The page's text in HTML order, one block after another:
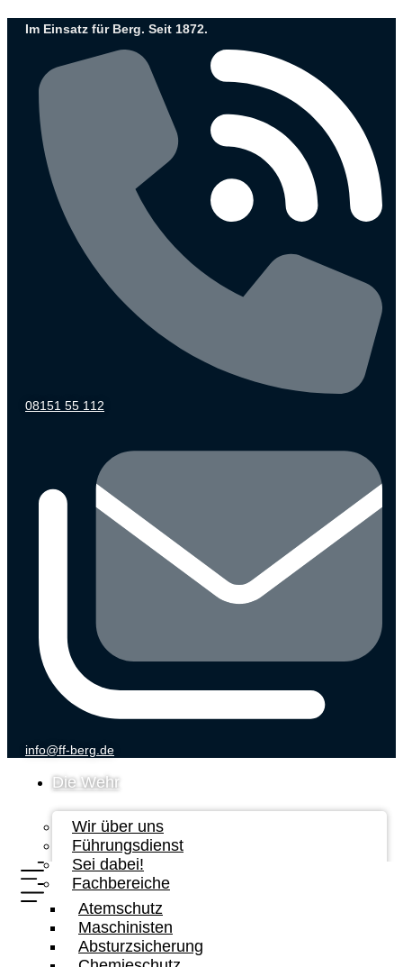
InhaltIm Einsatz für Berg. Seit 1872.
08151 55 112
info@ff-berg.de
Die Wehr
Wir über uns
Führungsdienst
Sei dabei!
Fachbereiche
Atemschutz
Maschinisten
Absturzsicherung